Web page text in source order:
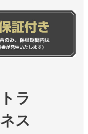
ラ
ス